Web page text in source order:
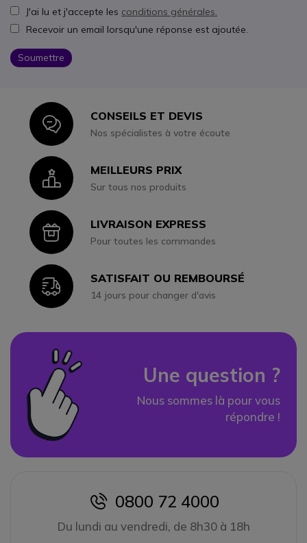
J'ai lu et j'accepte les conditions générales.
Recevoir un email lorsqu'une réponse est ajoutée.
Soumettre
IconCONSEILS ET DEVIS
Nos spécialistes à votre écoute
IconMEILLEURS PRIX
Sur tous nos produits
IconLIVRAISON EXPRESS
Pour toutes les commandes
IconSATISFAIT OU REMBOURSÉ
14 jours pour changer d'avis
Une question ?
Nous sommes là pour vous
répondre !
icon
0800 72 4000
Du lundi au vendredi, de 8h30 à 18h